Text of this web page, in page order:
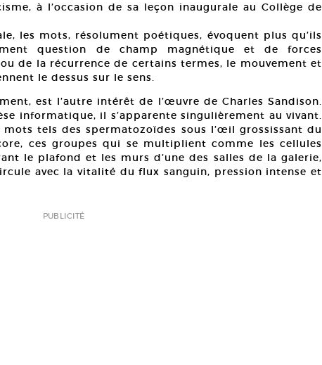
à l’occasion de sa leçon inaugurale au Collège de
les mots, résolument poétiques, évoquent plus qu’ils
question de champ magnétique et de forces
de la récurrence de certains termes, le mouvement et
le dessus sur le sens.
est l’autre intérêt de l’œuvre de Charles Sandison.
informatique, il s’apparente singulièrement au vivant.
tels des spermatozoïdes sous l’œil grossissant du
ces groupes qui se multiplient comme les cellules
le plafond et les murs d’une des salles de la galerie,
avec la vitalité du flux sanguin, pression intense et
PUBLICITÉ